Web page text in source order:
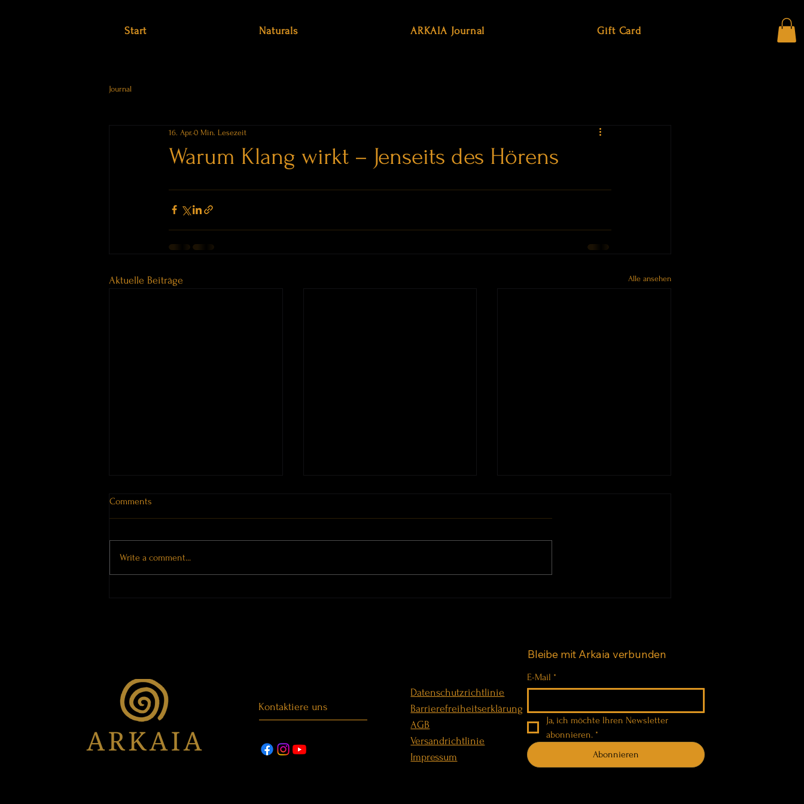
Start Naturals ARKAIA Journal Gift Card
Journal
Warum Klang wirkt – Jenseits des Hörens
16. Apr. 0 Min. Lesezeit
Aktuelle Beiträge Alle ansehen
Orte tragen Erinnerungen
Comments
Write a comment...
Kontaktiere uns
Datenschutzrichtlinie
Barrierefreiheitserklärung
AGB
Versandrichtlinie
Impressum
Bleibe mit Arkaia verbunden
E-Mail *
Ja, ich möchte Ihren Newsletter
abonnieren. *
Abonnieren